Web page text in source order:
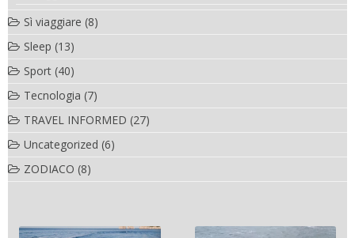
Sì viaggiare (8)
Sleep (13)
Sport (40)
Tecnologia (7)
TRAVEL INFORMED (27)
Uncategorized (6)
ZODIACO (8)